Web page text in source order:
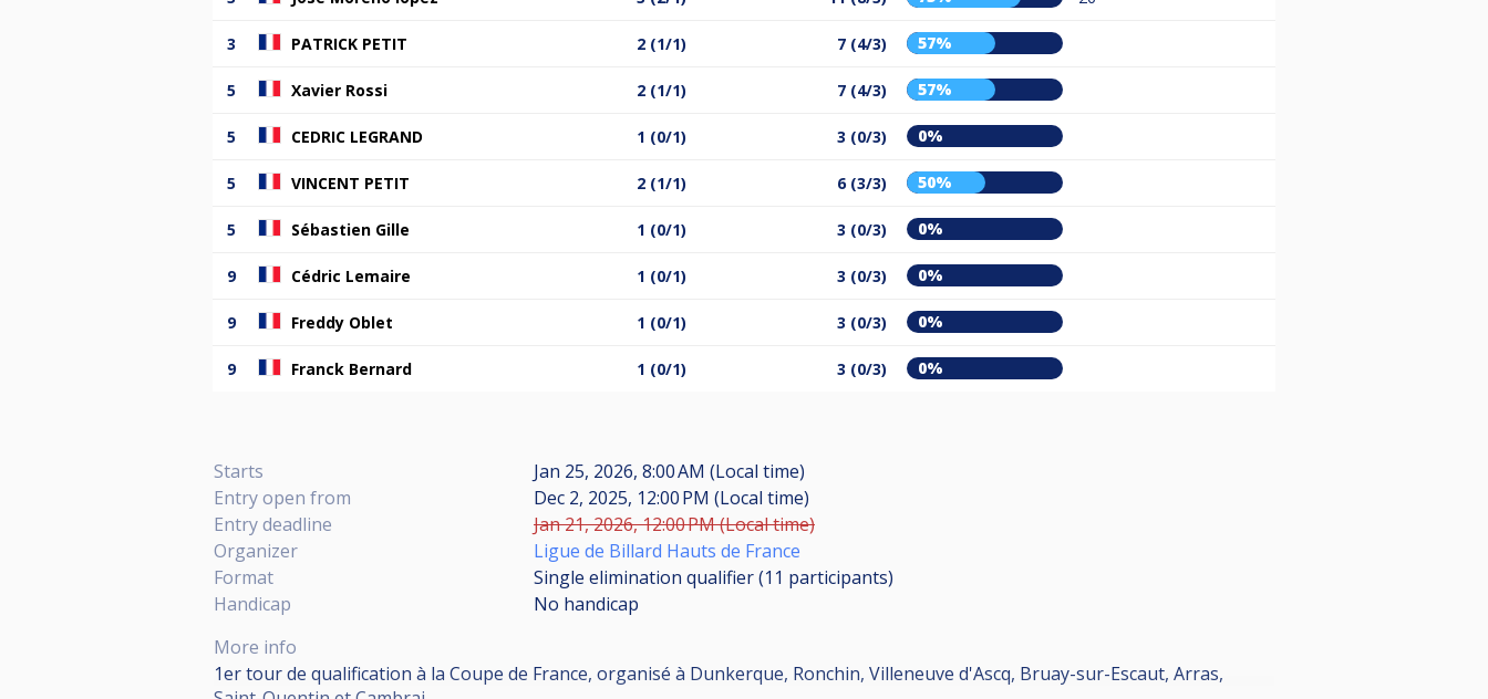
3 PATRICK PETIT 2 (1/1) 7 (4/3) 57%
5 Xavier Rossi 2 (1/1) 7 (4/3) 57%
5 CEDRIC LEGRAND 1 (0/1) 3 (0/3) 0%
5 VINCENT PETIT 2 (1/1) 6 (3/3) 50%
5 Sébastien Gille 1 (0/1) 3 (0/3) 0%
9 Cédric Lemaire 1 (0/1) 3 (0/3) 0%
9 Freddy Oblet 1 (0/1) 3 (0/3) 0%
9 Franck Bernard 1 (0/1) 3 (0/3) 0%
Starts
Jan 25, 2026, 8:00 AM (Local time)
Entry open from
Dec 2, 2025, 12:00 PM (Local time)
Entry deadline
Jan 21, 2026, 12:00 PM (Local time)
Organizer
Ligue de Billard Hauts de France
Format
Single elimination qualifier (11 participants)
Handicap
No handicap
More info
1er tour de qualification à la Coupe de France, organisé à Dunkerque, Ronchin, Villeneuve d'Ascq, Bruay-sur-Escaut, Arras,